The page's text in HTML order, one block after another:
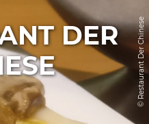
© Restaurant Der Chinese
DER